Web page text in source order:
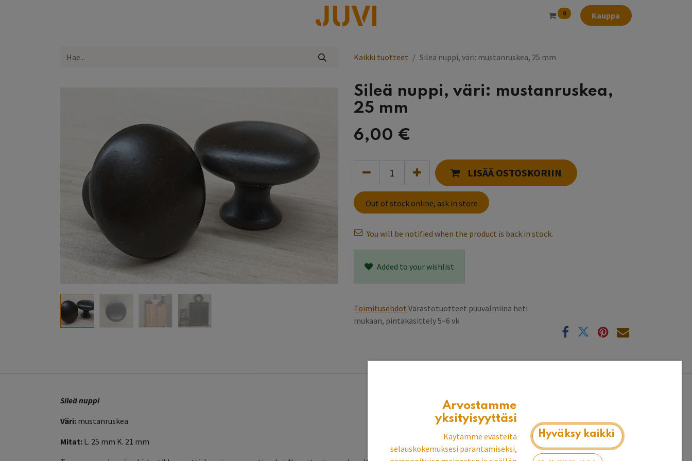
0 Kauppa
Kaikki tuotteet Sileä nuppi, väri: mustanruskea, 25 mm
Sileä nuppi, väri: mustanruskea,
25 mm
6,00 €
LISÄÄ OSTOSKORIIN
Out of stock online, ask in store
You will be notified when the product is back in stock.
Added to your wishlist
Toimitusehdot Varastotuotteet puuvalmiina heti
mukaan, pintakäsittely 5~6 vk
Sileä nuppi
Väri: mustanruskea
Mitat: L. 25 mm K. 21 mm
Arvostamme
yksityisyyttäsi
Käytämme evästeitä
selauskokemuksesi parantamiseksi,
Hyväksy kaikki